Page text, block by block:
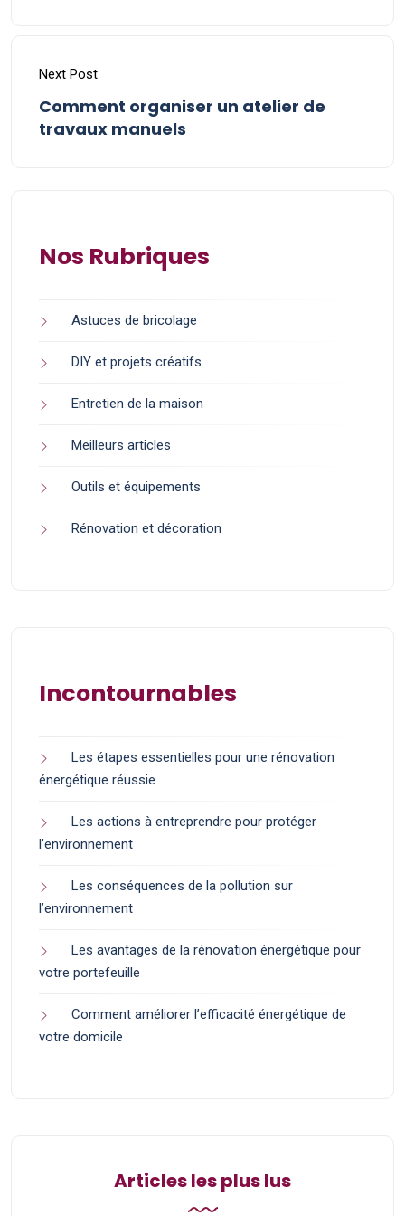
Next Post
Comment organiser un atelier de
travaux manuels
Nos Rubriques
Astuces de bricolage
DIY et projets créatifs
Entretien de la maison
Meilleurs articles
Outils et équipements
Rénovation et décoration
Incontournables
Les étapes essentielles pour une rénovation
énergétique réussie
Les actions à entreprendre pour protéger
l’environnement
Les conséquences de la pollution sur
l’environnement
Les avantages de la rénovation énergétique pour
votre portefeuille
Comment améliorer l’efficacité énergétique de
votre domicile
Articles les plus lus